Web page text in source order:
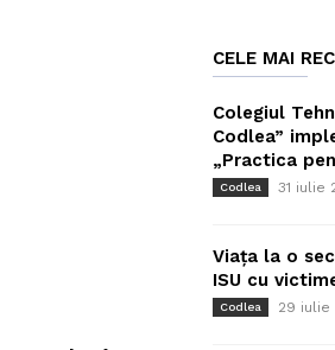
CELE MAI
Colegiul
Codlea”
„Practica
Codlea 31 iulie
Viața la o
ISU cu
Codlea 29 iulie